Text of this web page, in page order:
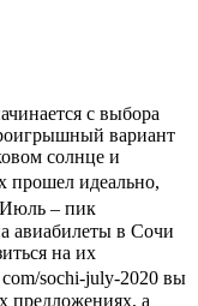
вариант
солнце и
прошел идеально,
Июль – пик
авиабилеты в Сочи
на их
sochi-july-2020 вы
предложениях, а